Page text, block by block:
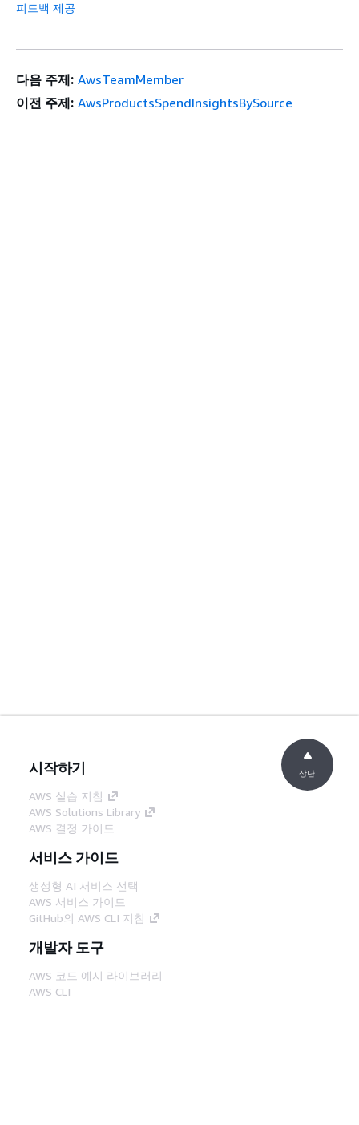
피드백 제공
다음 주제: AwsTeamMember
이전 주제: AwsProductsSpendInsightsBySource
시작하기
AWS 실습 지침
AWS Solutions Library
AWS 결정 가이드
서비스 가이드
생성형 AI 서비스 선택
AWS 서비스 가이드
GitHub의 AWS CLI 지침
개발자 도구
AWS 코드 예시 라이브러리
AWS CLI
상단